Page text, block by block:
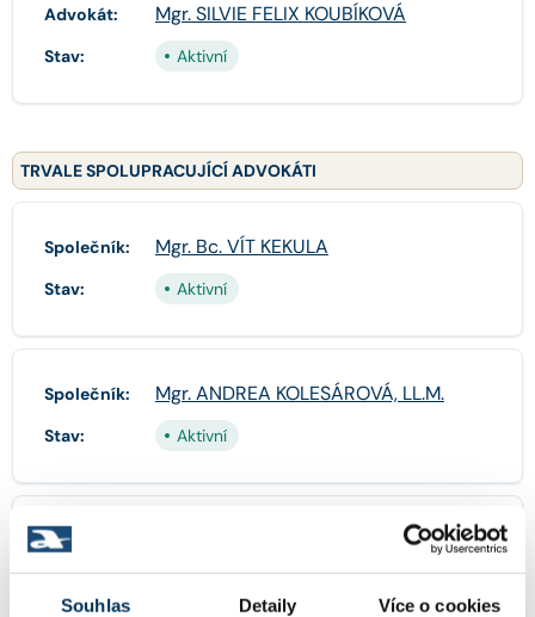
Souhlas Detaily Více o cookies
Advokát: Mgr. SILVIE FELIX KOUBÍKOVÁ
Stav: Aktivní
TRVALE SPOLUPRACUJÍCÍ ADVOKÁTI
Společník: Mgr. Bc. VÍT KEKULA
Stav: Aktivní
Společník: Mgr. ANDREA KOLESÁROVÁ, LL.M.
Stav: Aktivní
Společník: